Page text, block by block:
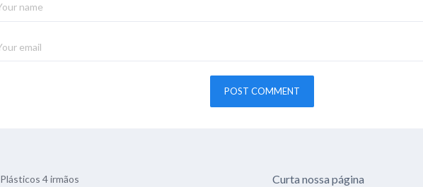
Plásticos 4 irmãos
Curta nossa página